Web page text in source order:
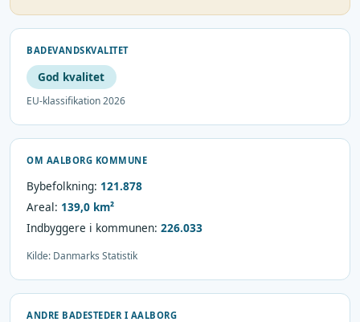
BADEVANDSKVALITET
God kvalitet
EU-klassifikation 2026
OM AALBORG KOMMUNE
Bybefolkning: 121.878
Areal: 139,0 km²
Indbyggere i kommunen: 226.033
Kilde: Danmarks Statistik
ANDRE BADESTEDER I AALBORG